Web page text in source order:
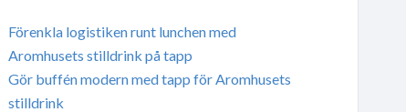
Förenkla logistiken runt lunchen med
Aromhusets stilldrink på tapp
Gör buffén modern med tapp för Aromhusets
stilldrink